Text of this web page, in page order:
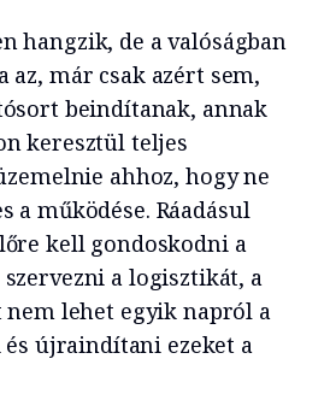
hangzik, de a valóságban
az, már csak azért sem,
beindítanak, annak
keresztül teljes
ahhoz, hogy ne
a működése. Ráadásul
kell gondoskodni a
a logisztikát, a
lehet egyik napról a
újraindítani ezeket a